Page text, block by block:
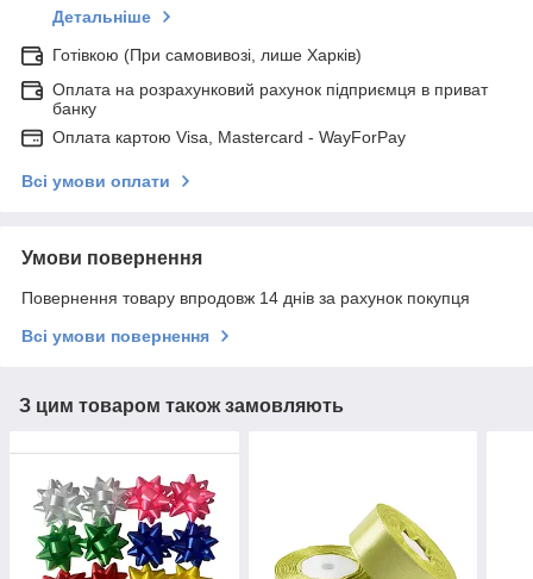
Детальніше
Готівкою (При самовивозі, лише Харків)
Оплата на розрахунковий рахунок підприємця в приват
банку
Оплата картою Visa, Mastercard - WayForPay
Всі умови оплати
Умови повернення
Повернення товару впродовж 14 днів за рахунок покупця
Всі умови повернення
З цим товаром також замовляють